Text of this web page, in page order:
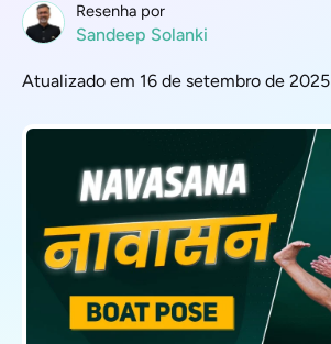
Resenha por
Sandeep Solanki
Atualizado em 16 de setembro de 2025